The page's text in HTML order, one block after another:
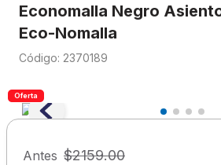
Economalla Negro
Eco-Nomalla
: 2370189
Oferta
Antes $2159.00
3.
cuaderno
4.
cuadernos
5.
colores
6.
7.
escritorio
sacapuntas